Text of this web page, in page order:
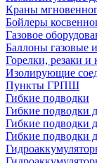
Краны
Бойлеры
Газовое
Баллоны газовые
Горелки, резаки
Изолирующие
Пункты ГРПШ
Гибкие подводки
Гибкие подводки
Гибкие подводки
Гибкие подводки